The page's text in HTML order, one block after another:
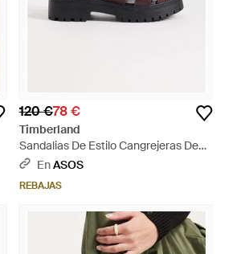
120 €78 €
Timberland
Sandalias De Estilo Cangrejeras De
Cuero Stone Street De -Rojo - Marrón
EnASOS
REBAJAS